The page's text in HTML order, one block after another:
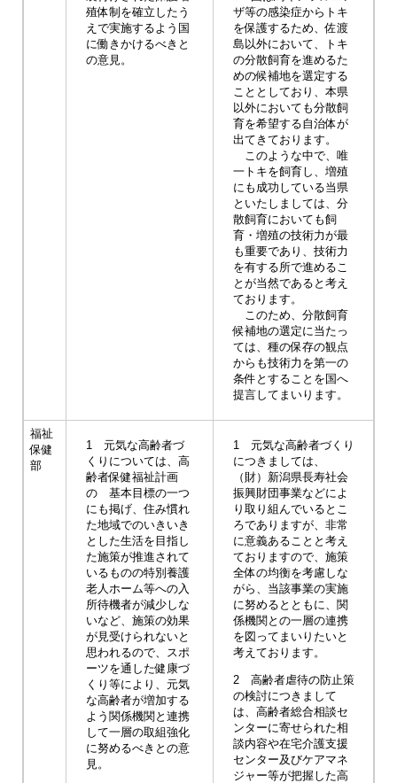
殖体制を確立したう
えで実施するよう国
に働きかけるべきと
の意見。
ザ等の感染症からトキ
を保護するため、佐渡
島以外において、トキ
の分散飼育を進めるた
めの候補地を選定する
こととしており、本県
以外においても分散飼
育を希望する自治体が
出てきております。
このような中で、唯
一トキを飼育し、増殖
にも成功している当県
といたしましては、分
散飼育においても飼
育・増殖の技術力が最
も重要であり、技術力
を有する所で進めるこ
とが当然であると考え
ております。
このため、分散飼育
候補地の選定に当たっ
ては、種の保存の観点
からも技術力を第一の
条件とすることを国へ
提言してまいります。
福祉
保健
部
1 元気な高齢者づ
くりについては、高
齢者保健福祉計画
の 基本目標の一つ
にも掲げ、住み慣れ
た地域でのいきいき
とした生活を目指し
た施策が推進されて
いるものの特別養護
老人ホーム等への入
所待機者が減少しな
いなど、施策の効果
が見受けられないと
思われるので、スポ
ーツを通した健康づ
くり等により、元気
な高齢者が増加する
よう関係機関と連携
して一層の取組強化
に努めるべきとの意
見。
1 元気な高齢者づくり
につきましては、
（財）新潟県長寿社会
振興財団事業などによ
り取り組んでいるとこ
ろでありますが、非常
に意義あることと考え
ておりますので、施策
全体の均衡を考慮しな
がら、当該事業の実施
に努めるとともに、関
係機関との一層の連携
を図ってまいりたいと
考えております。
2 高齢者虐待の防止策
の検討につきまして
は、高齢者総合相談セ
ンターに寄せられた相
談内容や在宅介護支援
センター及びケアマネ
ジャー等が把握した高